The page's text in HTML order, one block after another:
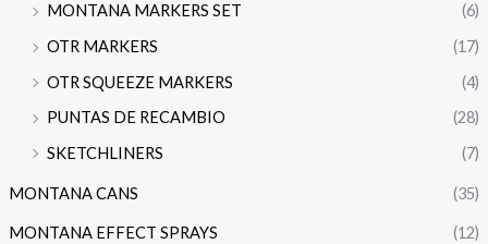
MONTANA MARKERS SET
(6)
OTR MARKERS
(17)
OTR SQUEEZE MARKERS
(4)
PUNTAS DE RECAMBIO
(28)
SKETCHLINERS
(7)
MONTANA CANS (35)
MONTANA EFFECT SPRAYS (12)